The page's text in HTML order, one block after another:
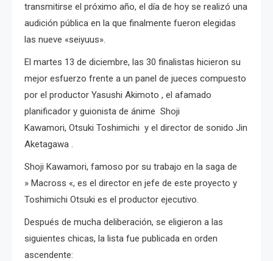
transmitirse el próximo año, el día de hoy se realizó una
audición pública en la que finalmente fueron elegidas
las nueve «seiyuus».
El martes 13 de diciembre, las 30 finalistas hicieron su
mejor esfuerzo frente a un panel de jueces compuesto
por el productor Yasushi Akimoto , el afamado
planificador y guionista de ánime Shoji
Kawamori, Otsuki Toshimichi y el director de sonido Jin
Aketagawa .
Shoji Kawamori, famoso por su trabajo en la saga de
» Macross «, es el director en jefe de este proyecto y
Toshimichi Otsuki es el productor ejecutivo.
Después de mucha deliberación, se eligieron a las
siguientes chicas, la lista fue publicada en orden
ascendente: